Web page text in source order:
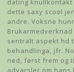
dating
dette saxy scool
andre. Voksne
sentralt aspekt hd
behandlinga, jfr.
ned, først frem og